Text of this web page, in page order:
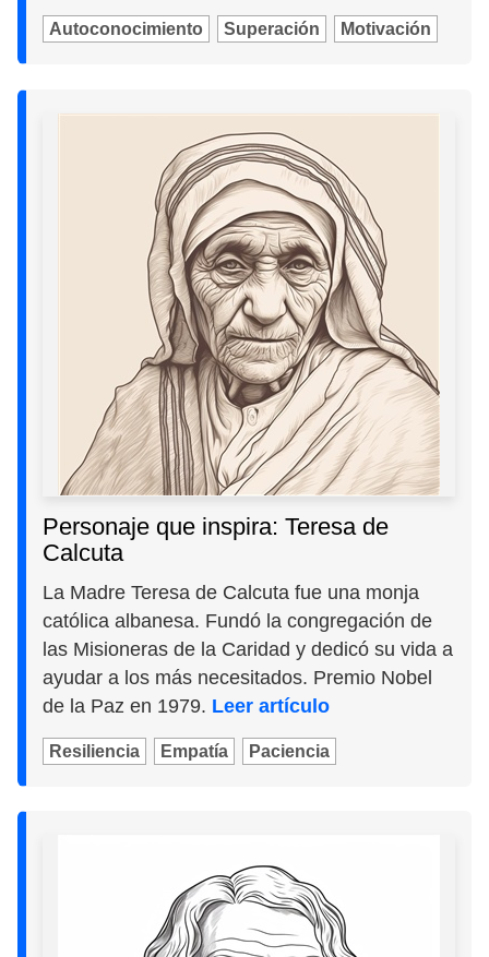
Autoconocimiento Superación Motivación
Personaje que inspira: Teresa de
Calcuta
La Madre Teresa de Calcuta fue una monja
católica albanesa. Fundó la congregación de
las Misioneras de la Caridad y dedicó su vida a
ayudar a los más necesitados. Premio Nobel
de la Paz en 1979. Leer artículo
Resiliencia Empatía Paciencia